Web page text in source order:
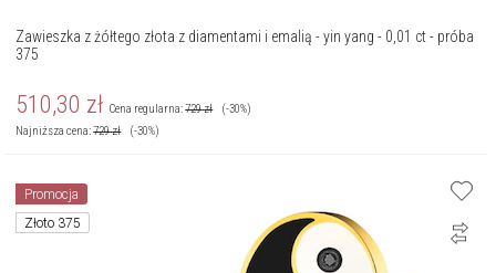
Zawieszka z żółtego złota z diamentami i emalią - yin yang - 0,01 ct - próba
375
510,30 zł Cena regularna:729zł
(-30%)
Najniższa cena:729zł (-30%)
Promocja
Złoto 375